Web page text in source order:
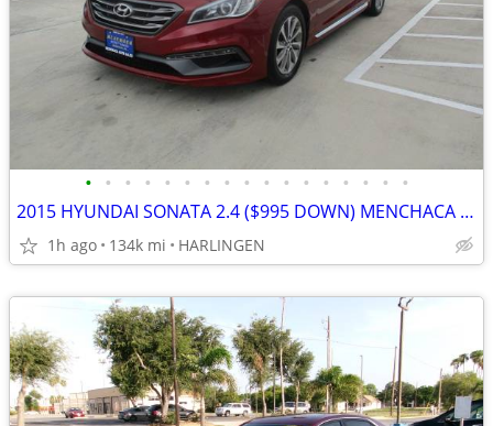
• • • • • • • • • • • • • • • • •
2015 HYUNDAI SONATA 2.4 ($995 DOWN) MENCHACA AUTO SALES
1h ago 134k mi HARLINGEN